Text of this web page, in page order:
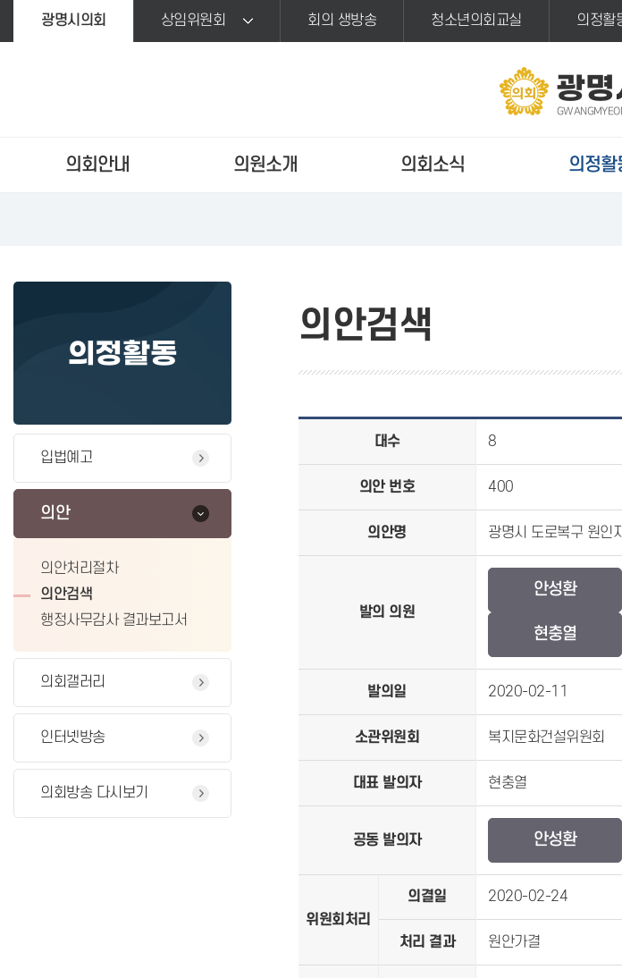
광명시의회 상임위원회 회의 생방송 청소년의회교실 의정활
광명
의회안내 의원소개 의회소식 의정활
의정활동
입법예고
의안
의안처리절차
의안검색
행정사무감사 결과보고서
의회갤러리
인터넷방송
의회방송 다시보기
의안검색
대수 8
의안 번호 400
의안명 광명시 도로복구 원인
발의 의원
안성환
현충열
발의일 2020-02-11
소관위원회 복지문화건설위원회
대표 발의자 현충열
공동 발의자 안성환
위원회처리
의결일 2020-02-24
처리 결과 원안가결